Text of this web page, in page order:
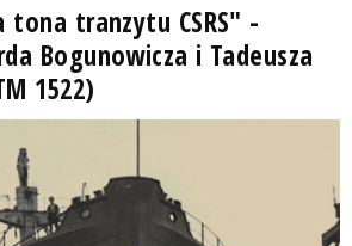
tranzytu CSRS" -
Bogunowicza i Tadeusza
1522)